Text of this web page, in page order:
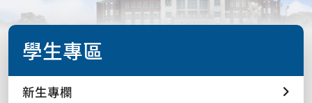
學生專區
新生專欄